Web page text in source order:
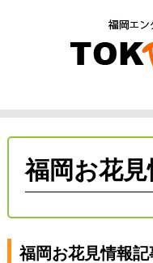
福岡お花見
福岡お花見情報記